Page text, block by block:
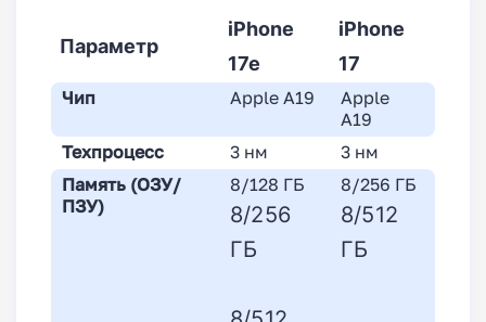
Параметр
iPhone
17e
iPhone
17
Чип Apple A19
Apple
A19
Техпроцесс
3 нм
3 нм
Память (ОЗУ/
ПЗУ)
8/128 ГБ
8/256
ГБ
8/256 ГБ
8/512
ГБ